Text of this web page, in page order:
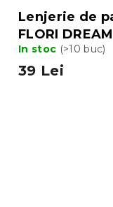
Lenjerie de
FLORI
In stoc (>10 buc)
39 Lei